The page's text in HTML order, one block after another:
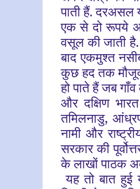
पाती हैं. दरअसल
एक से दो रूपये
वसूल की जाती
बाद एकमुश्त
कुछ हद तक
हो पाते हैं जब
और दक्षिण
तमिलनाडु,
नामी और
सरकार की
के लाखों पाठक
यह तो बात हुई